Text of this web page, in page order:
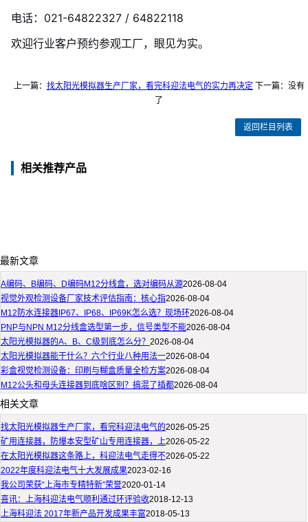
电话：021-64822327 / 64822118
欢迎行业客户预约参观工厂，眼见为实。
上一篇： 找太阳光模拟器生产厂家，看完科迎法电气的实力再决定 下一篇：没有
了
返回栏目列表
相关推荐产品
最新文章
A编码、B编码、D编码M12分线盒，选对编码从源2026-08-04
视觉外观检测设备厂家技术评估指南：核心指2026-08-04
M12防水连接器IP67、IP68、IP69K怎么选？现场环2026-08-04
PNP与NPN M12分线盒选型第一步，信号类型不能2026-08-04
太阳光模拟器的A、B、C级到底怎么分？ 2026-08-04
太阳光模拟器能干什么？六个行业八种用法一2026-08-04
彩盒视觉检测设备：印刷与糊盒质量全检方案2026-08-04
M12公头和母头连接器到底啥区别？搞混了插都2026-08-04
相关文章
找太阳光模拟器生产厂家，看完科迎法电气的2026-05-25
矿用连接器，防爆本安型矿山专用连接器，上2026-05-22
在太阳光模拟器这条路上，科迎法电气走得不2026-05-22
2022年度科迎法电气十大发展成果2023-02-16
我公司荣获“上海市专精特新”荣誉2020-01-14
喜讯：上海科迎法电气顺利通过环评验收2018-12-13
上海科迎法 2017年新产品开发成果丰富2018-05-13